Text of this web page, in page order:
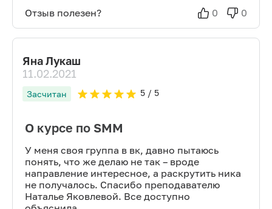
Отзыв полезен? 0 0
Яна Лукаш
11.02.2021
Засчитан 5/ 5
О курсе по SMM
У меня своя группа в вк, давно пытаюсь
понять, что же делаю не так – вроде
направление интересное, а раскрутить ника
не получалось. Спасибо преподавателю
Наталье Яковлевой. Все доступно